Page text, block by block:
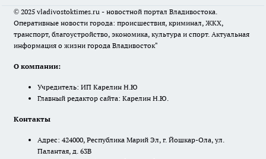
© 2025 vladivostoktimes.ru - новостной портал Владивостока.
Оперативные новости города: происшествия, криминал, ЖКХ,
транспорт, благоустройство, экономика, культура и спорт. Актуальная
информация о жизни города Владивосток"
О компании:
Учредитель: ИП Карелин Н.Ю
Главный редактор сайта: Карелин Н.Ю.
Контакты
Адрес: 424000, Республика Марий Эл, г. Йошкар-Ола, ул.
Палантая, д. 63В